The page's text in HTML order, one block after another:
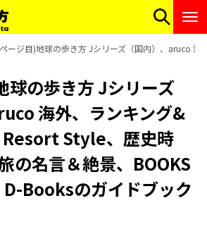
ージ目)地球の歩き方 Jシリーズ（国内）、aruco
球の歩き方 Jシリーズ
海外、ランキング&
Resort Style、歴史時
の名言＆絶景、BOOKS
Booksのガイドブック